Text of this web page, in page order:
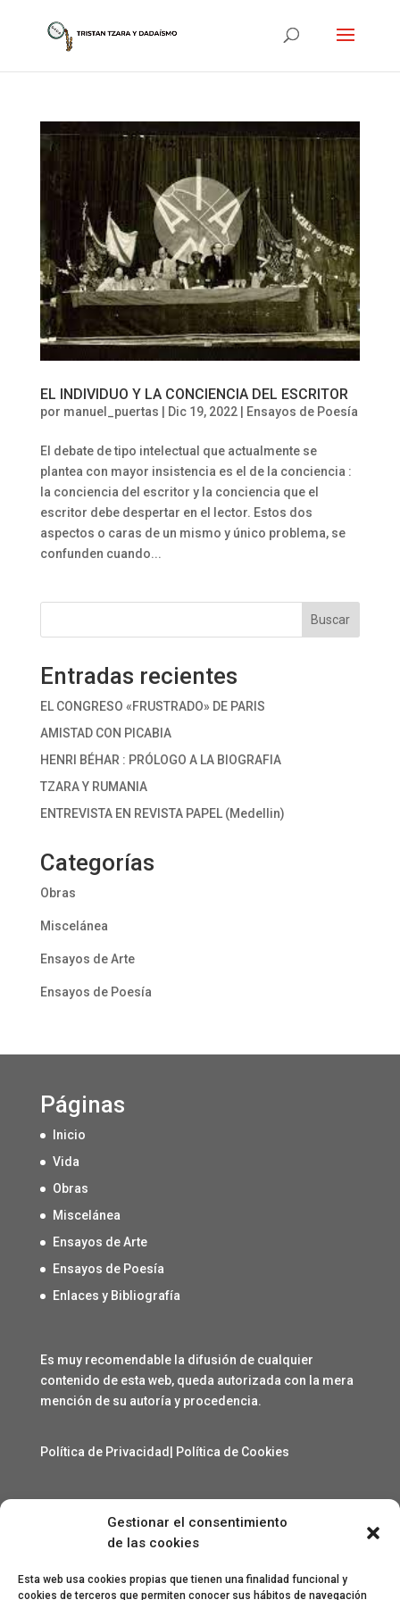
Gestionar el consentimiento
de las cookies
Esta web usa cookies propias que tienen una finalidad funcional y
cookies de terceros que permiten conocer sus hábitos de navegación
EL INDIVIDUO Y LA CONCIENCIA DEL ESCRITOR
por manuel_puertas Dic 19, 2022| Ensayos de Poesía
El debate de tipo intelectual que actualmente se
plantea con mayor insistencia es el de la conciencia :
la conciencia del escritor y la conciencia que el
escritor debe despertar en el lector. Estos dos
aspectos o caras de un mismo y único problema, se
confunden cuando...
Buscar
Entradas recientes
EL CONGRESO «FRUSTRADO» DE PARIS
AMISTAD CON PICABIA
HENRI BÉHAR : PRÓLOGO A LA BIOGRAFIA
TZARA Y RUMANIA
ENTREVISTA EN REVISTA PAPEL (Medellin)
Categorías
Obras
Miscelánea
Ensayos de Arte
Ensayos de Poesía
Páginas
Inicio
Vida
Obras
Miscelánea
Ensayos de Arte
Ensayos de Poesía
Enlaces y Bibliografía
Es muy recomendable la difusión de cualquier
contenido de esta web, queda autorizada con la mera
mención de su autoría y procedencia.
Política de Privacidad Política de Cookies
Contacto
angelcarmelo1956@gmail.com